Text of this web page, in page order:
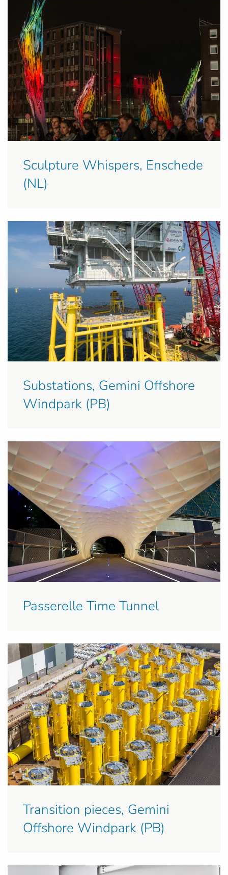
Sculpture Whispers, Enschede
(NL)
Substations, Gemini Offshore
Windpark (PB)
Passerelle Time Tunnel
Transition pieces, Gemini
Offshore Windpark (PB)